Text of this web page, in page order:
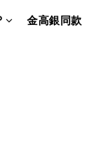
金高銀同款